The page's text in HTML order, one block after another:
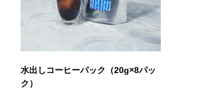
水出しコーヒーパック（20g×8パッ
ク）